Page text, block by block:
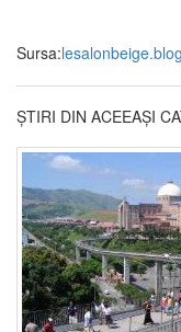
Sursa:
ȘTIRI DIN ACEEAȘI